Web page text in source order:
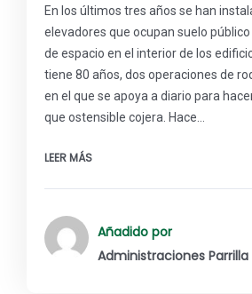
En los últimos tres años se han
elevadores que ocupan suelo
de espacio en el interior de los
tiene 80 años, dos operaciones de
en el que se apoya a diario para
que ostensible cojera. Hace…
LEER MÁS
Añadido por
Administraciones Parrilla